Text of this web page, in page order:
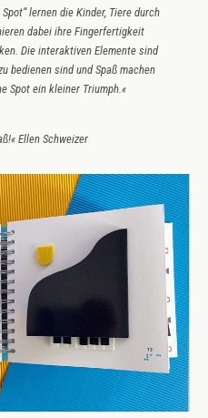
lernen die Kinder, Tiere durch
dabei ihre Fingerfertigkeit
Die interaktiven Elemente sind
bedienen sind und Spaß machen
Spot ein kleiner Triumph.«
Ellen Schweizer